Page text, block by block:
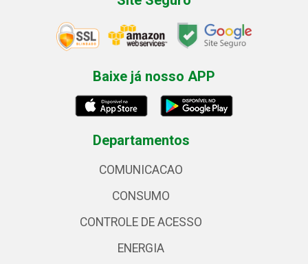
Baixe já nosso APP
Departamentos
COMUNICACAO
CONSUMO
CONTROLE DE ACESSO
ENERGIA